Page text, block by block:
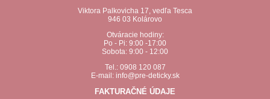
Viktora Palkovicha 17, vedľa Tesca
946 03 Kolárovo
Otváracie hodiny:
Po - Pi: 9:00 -17:00
Sobota: 9:00 - 12:00
Tel.: 0908 120 087
E-mail: info@pre-deticky.sk
FAKTURAČNÉ ÚDAJE